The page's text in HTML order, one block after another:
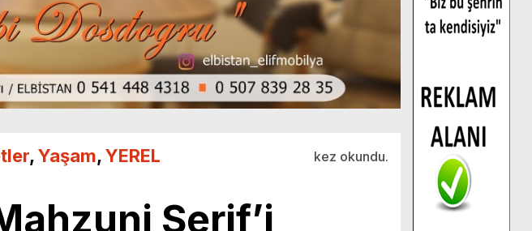
,Yaşam,YEREL
kez okundu.
Şerif’i